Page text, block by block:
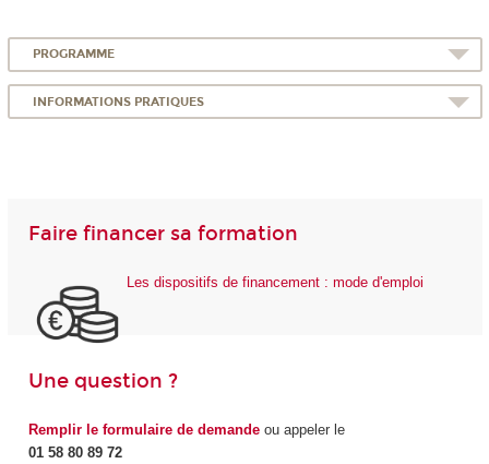
PROGRAMME
INFORMATIONS PRATIQUES
Faire financer sa formation
Les dispositifs de financement : mode d'emploi
Une question ?
Remplir le formulaire de demandeou appeler le
01 58 80 89 72